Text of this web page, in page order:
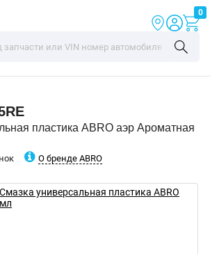
0
пластика ABRO аэр Ароматная
О бренде ABRO